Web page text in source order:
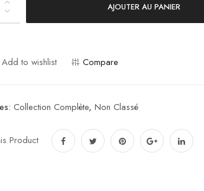
AJOUTER AU PANIER
Add to wishlist Compare
Collection Complète, Non Classé
Product